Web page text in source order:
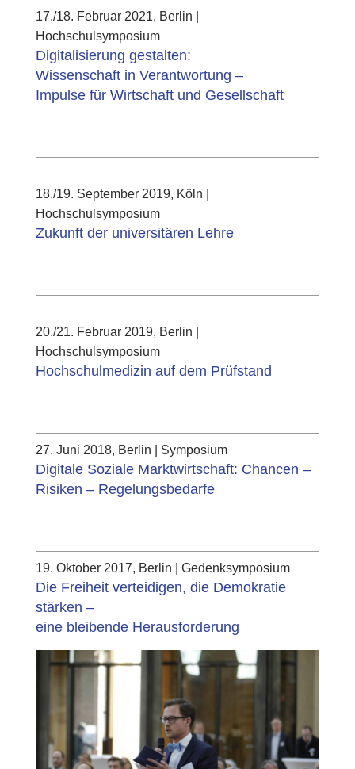
17./18. Februar 2021, Berlin |
Hochschulsymposium
Digitalisierung gestalten:
Wissenschaft in Verantwortung –
Impulse für Wirtschaft und Gesellschaft
18./19. September 2019, Köln |
Hochschulsymposium
Zukunft der universitären Lehre
20./21. Februar 2019, Berlin |
Hochschulsymposium
Hochschulmedizin auf dem Prüfstand
27. Juni 2018, Berlin | Symposium
Digitale Soziale Marktwirtschaft: Chancen –
Risiken – Regelungsbedarfe
19. Oktober 2017, Berlin | Gedenksymposium
Die Freiheit verteidigen, die Demokratie
stärken –
eine bleibende Herausforderung